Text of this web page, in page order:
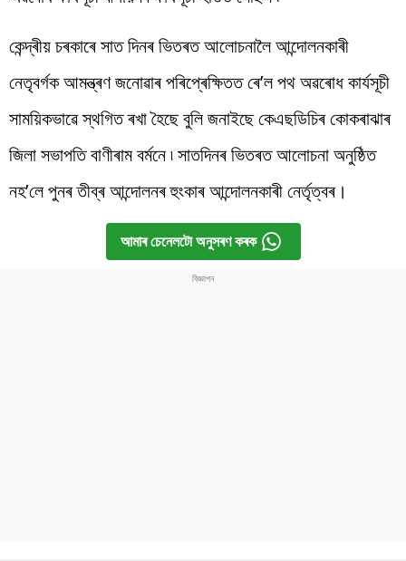
কেন্দ্ৰীয় চৰকাৰে সাত দিনৰ ভিতৰত আলোচনালৈ আন্দোলনকাৰী
নেতৃবৰ্গক আমন্ত্ৰণ জনোৱাৰ পৰিপ্ৰেক্ষিতত ৰে’ল পথ অৱৰোধ কাৰ্যসূচী
সাময়িকভাৱে স্থগিত ৰখা হৈছে বুলি জনাইছে কেএছডিচিৰ কোকৰাঝাৰ
জিলা সভাপতি বাণীৰাম বৰ্মনে ৷ সাতদিনৰ ভিতৰত আলোচনা অনুষ্ঠিত
নহ’লে পুনৰ তীব্ৰ আন্দোলনৰ হুংকাৰ আন্দোলনকাৰী নেৰ্তৃত্বৰ।
আমাৰ চেনেলটো অনুসৰণ কৰক